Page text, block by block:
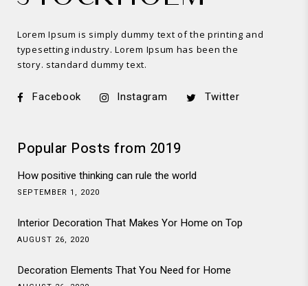
Lorem Ipsum is simply dummy text of the printing and
typesetting industry. Lorem Ipsum has been the
story. standard dummy text.
Facebook Instagram Twitter
Popular Posts from 2019
How positive thinking can rule the world
SEPTEMBER 1, 2020
Interior Decoration That Makes Yor Home on Top
AUGUST 26, 2020
Decoration Elements That You Need for Home